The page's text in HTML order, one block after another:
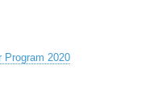
Program 2020